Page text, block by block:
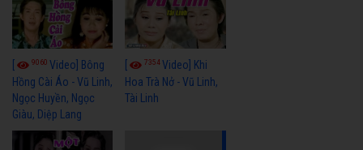
9060 Video] Bông
Hồng Cài Áo - Vũ Linh,
Ngọc Huyền, Ngọc
Giàu, Diệp Lang
7354Video] Khi
Hoa Trà Nở - Vũ Linh,
Tài Linh